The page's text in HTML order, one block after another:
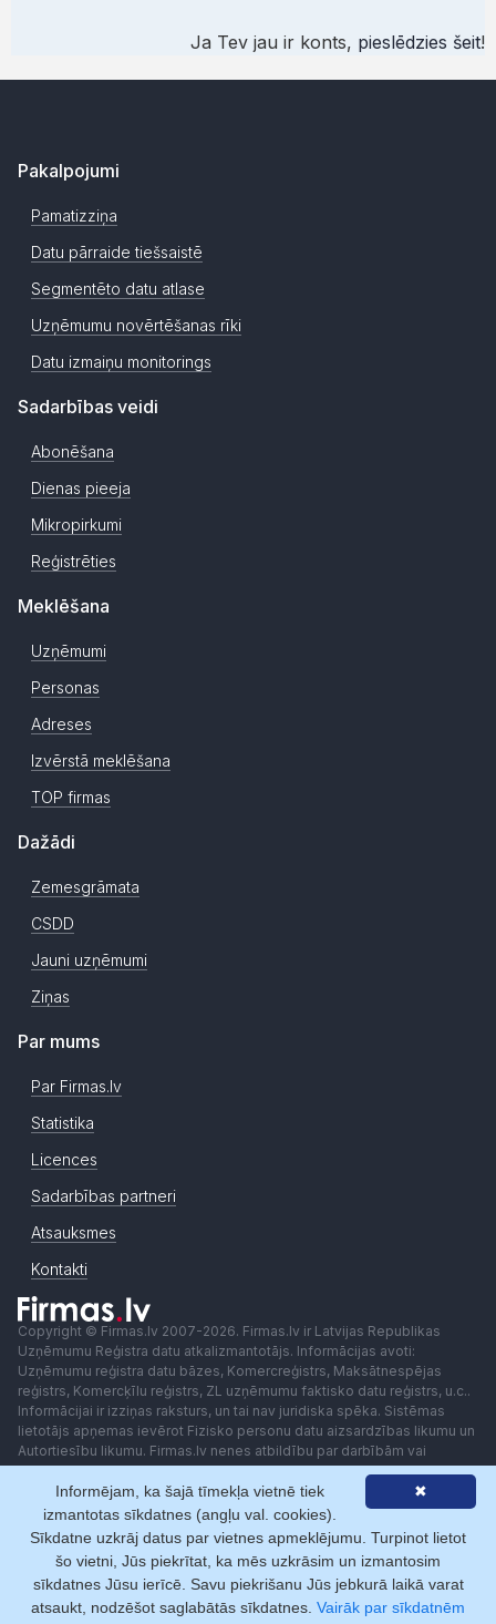
Ja Tev jau ir konts, pieslēdzies šeit!
Pakalpojumi
Pamatizziņa
Datu pārraide tiešsaistē
Segmentēto datu atlase
Uzņēmumu novērtēšanas rīki
Datu izmaiņu monitorings
Sadarbības veidi
Abonēšana
Dienas pieeja
Mikropirkumi
Reģistrēties
Meklēšana
Uzņēmumi
Personas
Adreses
Izvērstā meklēšana
TOP firmas
Dažādi
Zemesgrāmata
CSDD
Jauni uzņēmumi
Ziņas
Par mums
Par Firmas.lv
Statistika
Licences
Sadarbības partneri
Atsauksmes
Kontakti
Copyright © Firmas.lv 2007-2026. Firmas.lv ir Latvijas Republikas
Uzņēmumu Reģistra datu atkalizmantotājs. Informācijas avoti:
Uzņēmumu reģistra datu bāzes, Komercreģistrs, Maksātnespējas
reģistrs, Komercķīlu reģistrs, ZL uzņēmumu faktisko datu reģistrs, u.c..
Informācijai ir izziņas raksturs, un tai nav juridiska spēka. Sistēmas
lietotājs apņemas ievērot Fizisko personu datu aizsardzības likumu un
Autortiesību likumu. Firmas.lv nenes atbildību par darbībām vai
lēmumiem, kas balstīti uz saņemto pakalpojumu. Lietotājam aizliegts
izmantot jebkādas automatizētas sistēmas vai iekārtas (robotus)
piekļuvei sistēmai bez rakstiskas saskaņošanas ar Firmas.lv. Galvenā
redaktore: Ingūna Pempere.
Lietošanas noteikumi
Privātuma politika Norēķini ar
✖
Informējam, ka šajā tīmekļa vietnē tiek
izmantotas sīkdatnes (angļu val. cookies).
Sīkdatne uzkrāj datus par vietnes apmeklējumu. Turpinot lietot
šo vietni, Jūs piekrītat, ka mēs uzkrāsim un izmantosim
sīkdatnes Jūsu ierīcē. Savu piekrišanu Jūs jebkurā laikā varat
atsaukt, nodzēšot saglabātās sīkdatnes. Vairāk par sīkdatnēm